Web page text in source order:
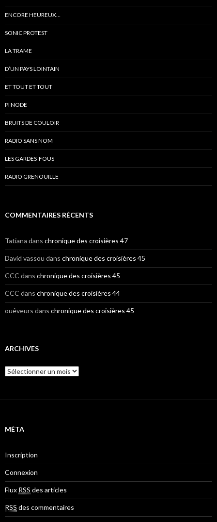
ENCORE HEUREUX…
SONIC PROTEST
LA TRAME
D’UN PAYS LOINTAIN
ET TOUT ET TOUT
PI NODE
BRUITS DE COULOIR
RADIO SANS NOM
LES GARDES-FOUS
RADIO GRENOUILLE
COMMENTAIRES RÉCENTS
Tatiana dans chronique des croisières 47
David vassou dans chronique des croisières 45
CCC dans chronique des croisières 45
CCC dans chronique des croisières 44
ouêveurs dans chronique des croisières 45
ARCHIVES
A
r
s
MÉTA
Inscription
Connexion
Flux RSS des articles
RSS des commentaires